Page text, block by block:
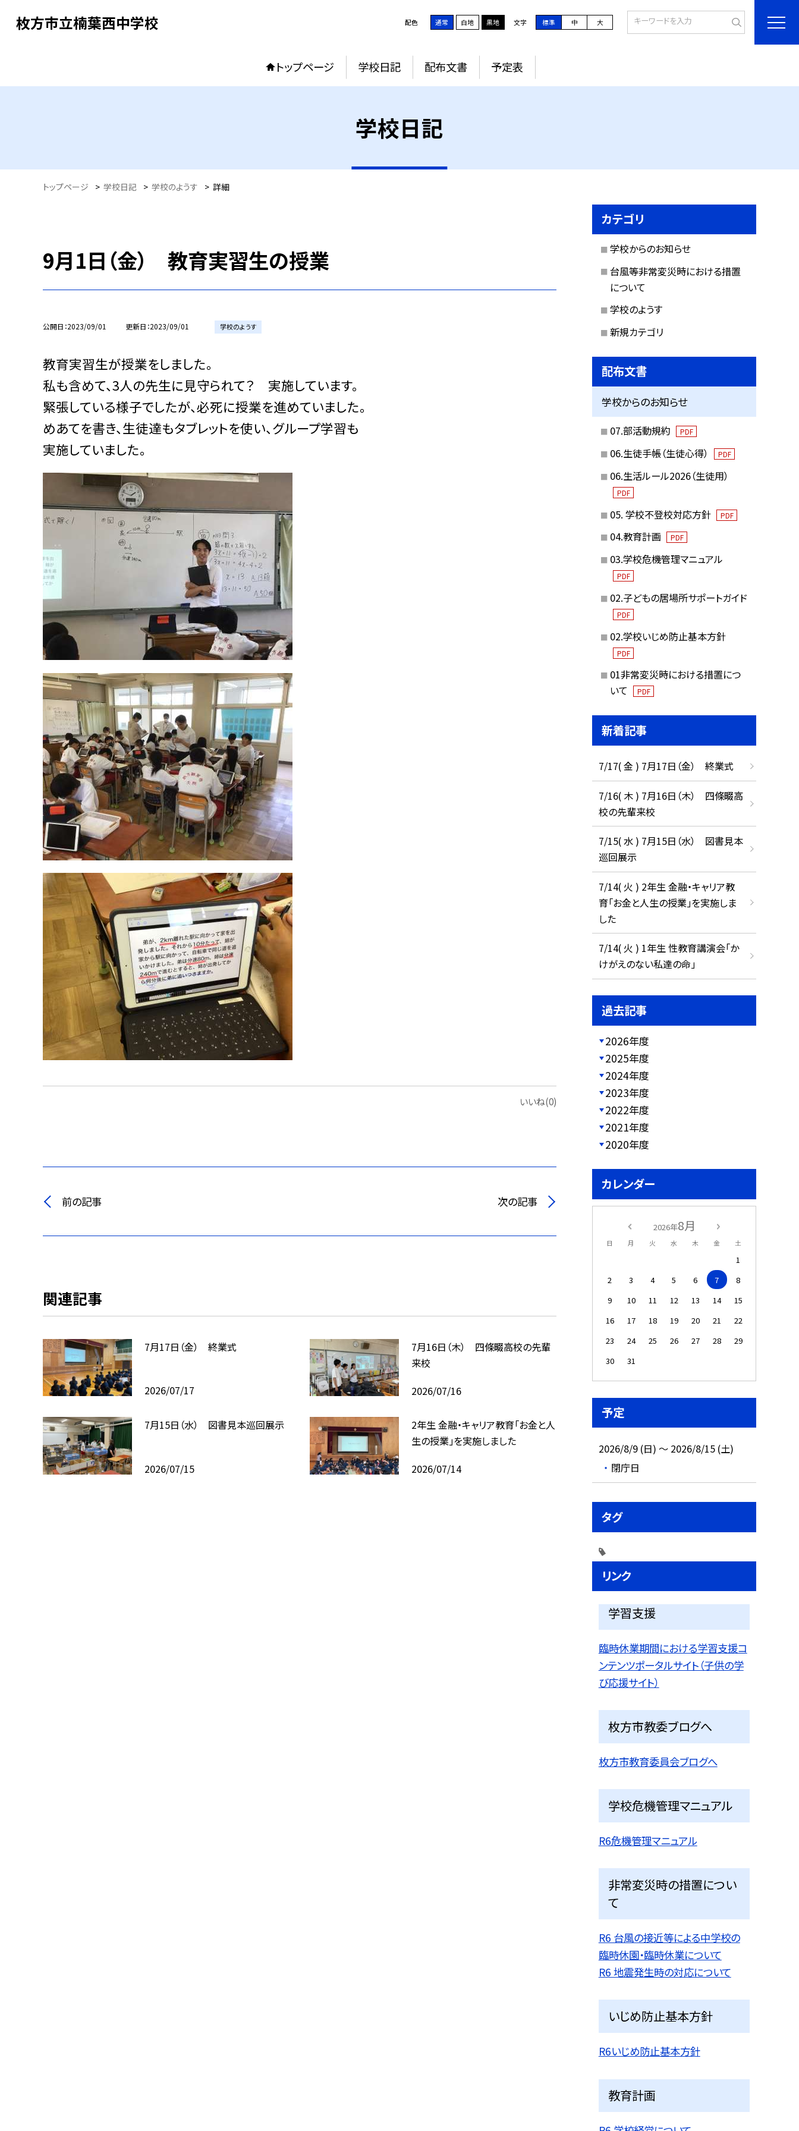
枚方市立楠葉西中学校 配色 通常 白地 黒地 文字 標準 中 大
トップページ 学校日記 配布文書 予定表
学校日記
トップページ > 学校日記 > 学校のようす > 詳細
9月1日（金） 教育実習生の授業
公開日 2023/09/01 更新日 2023/09/01 学校のようす
教育実習生が授業をしました。
私も含めて、3人の先生に見守られて？ 実施しています。
緊張している様子でしたが、必死に授業を進めていました。
めあてを書き、生徒達もタブレットを使い、グループ学習も
実施していました。
いいね(0)
前の記事 次の記事
関連記事
7月17日（金） 終業式
2026/07/17
7月16日（木） 四條畷高校の先輩
来校
2026/07/16
7月15日（水） 図書見本巡回展示
2026/07/15
2年生 金融・キャリア教育「お金と人
生の授業」を実施しました
2026/07/14
カテゴリ
学校からのお知らせ
台風等非常変災時における措置
について
学校のようす
新規カテゴリ
配布文書
学校からのお知らせ
07.部活動規約 PDF
06.生徒手帳（生徒心得） PDF
06.生活ルール2026（生徒用）
PDF
05. 学校不登校対応方針 PDF
04.教育計画 PDF
03.学校危機管理マニュアル
PDF
02.子どもの居場所サポートガイド
PDF
02.学校いじめ防止基本方針
PDF
01非常変災時における措置につ
いて
PDF
新着記事
7/17( 金 ) 7月17日（金） 終業式
7/16( 木 ) 7月16日（木） 四條畷高
校の先輩来校
7/15( 水 ) 7月15日（水） 図書見本
巡回展示
7/14( 火 ) 2年生 金融・キャリア教
育「お金と人生の授業」を実施しま
した
7/14( 火 ) 1年生 性教育講演会「か
けがえのない私達の命」
過去記事
2026年度
2025年度
2024年度
2023年度
2022年度
2021年度
2020年度
カレンダー
2026年8月
日 月 火 水 木 金 土
1
2
3 4 5 6 7
8
9
10 11 12 13 14
15
16
17 18 19 20 21
22
23
24 25 26 27 28
29
30
31
予定
2026/8/9 (日) ～ 2026/8/15 (土)
閉庁日
タグ
リンク
学習支援
臨時休業期間における学習支援コ
ンテンツポータルサイト（子供の学
び応援サイト）
枚方市教委ブログへ
枚方市教育委員会ブログへ
学校危機管理マニュアル
R6危機管理マニュアル
非常変災時の措置につい
て
R6 台風の接近等による中学校の
臨時休園・臨時休業について
R6 地震発生時の対応について
いじめ防止基本方針
R6いじめ防止基本方針
教育計画